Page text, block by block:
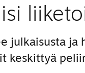
julkaisusta ja
keskittyä